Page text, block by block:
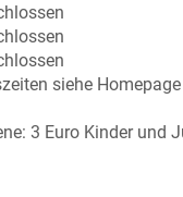
siehe Homepage
3 Euro Kinder und